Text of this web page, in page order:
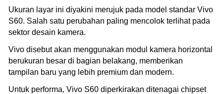
Ukuran layar ini diyakini merujuk pada model standar Vivo
S60. Salah satu perubahan paling mencolok terlihat pada
sektor desain kamera.
Vivo disebut akan menggunakan modul kamera horizontal
berukuran besar di bagian belakang, memberikan
tampilan baru yang lebih premium dan modern.
Untuk performa, Vivo S60 diperkirakan ditenagai chipset